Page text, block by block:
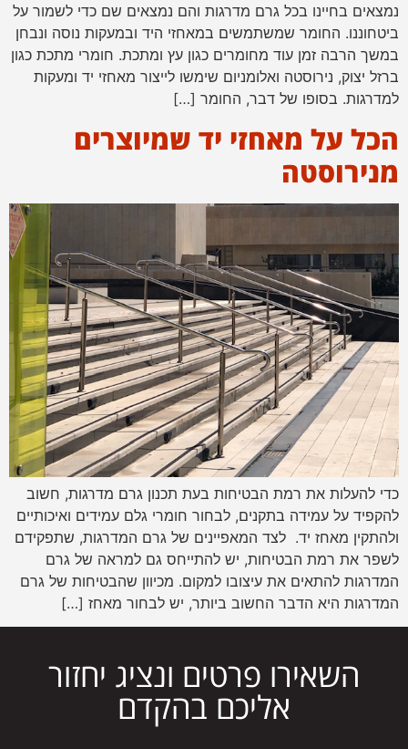
נמצאים בחיינו בכל גרם מדרגות והם נמצאים שם כדי לשמור על
ביטחוננו. החומר שמשתמשים במאחזי היד ובמעקות נוסה ונבחן
במשך הרבה זמן עוד מחומרים כגון עץ ומתכת. חומרי מתכת כגון
ברזל יצוק, נירוסטה ואלומניום שימשו לייצור מאחזי יד ומעקות
למדרגות. בסופו של דבר, החומר […]
הכל על מאחזי יד שמיוצרים
מנירוסטה
כדי להעלות את רמת הבטיחות בעת תכנון גרם מדרגות, חשוב
להקפיד על עמידה בתקנים, לבחור חומרי גלם עמידים ואיכותיים
ולהתקין מאחז יד. לצד המאפיינים של גרם המדרגות, שתפקידם
לשפר את רמת הבטיחות, יש להתייחס גם למראה של גרם
המדרגות להתאים את עיצובו למקום. מכיוון שהבטיחות של גרם
המדרגות היא הדבר החשוב ביותר, יש לבחור מאחז […]
השאירו פרטים ונציג יחזור
אליכם בהקדם